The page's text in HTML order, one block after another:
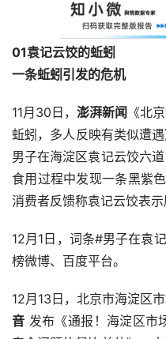
01袁记云饺的蚯蚓
一条蚯蚓引发的危机
11月30日， 澎湃新闻 《北
蚯蚓，多人反映有类似遭
男子在海淀区袁记云饺六
食用过程中发现一条黑紫
消费者反馈称袁记云饺表示
12月1日，词条#男子在袁
榜微博、百度平台。
12月13日，北京市海淀区
音 发布《通报！海淀区市